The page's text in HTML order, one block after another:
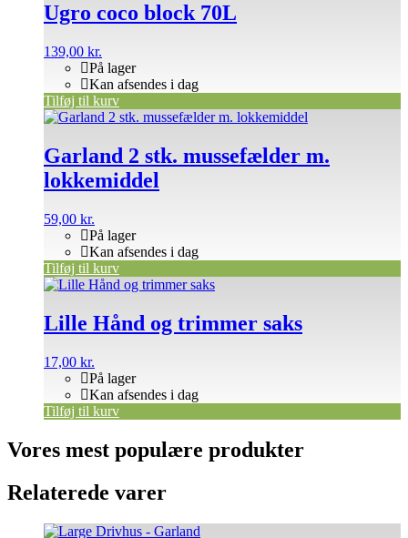
Ugro coco block 70L
139,00 kr.
På lager
Kan afsendes i dag
Tilføj til kurv
Garland 2 stk. mussefælder m.
lokkemiddel
59,00 kr.
På lager
Kan afsendes i dag
Tilføj til kurv
Lille Hånd og trimmer saks
17,00 kr.
På lager
Kan afsendes i dag
Tilføj til kurv
Vores mest populære produkter
Relaterede varer